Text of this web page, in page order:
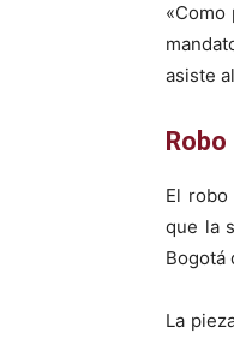
«Como
asiste
Robo
El
que la
Bogotá
La